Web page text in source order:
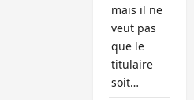
mais il ne
veut pas
que le
titulaire
soit…